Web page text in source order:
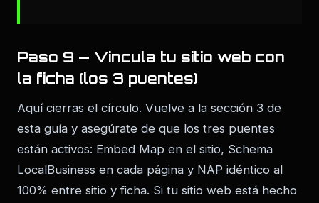
Paso 9 — Vincula tu sitio web con
la ficha (los 3 puentes)
Aquí cierras el círculo. Vuelve a la sección 3 de
esta guía y asegúrate de que los tres puentes
están activos: Embed Map en el sitio, Schema
LocalBusiness en cada página y NAP idéntico al
100% entre sitio y ficha. Si tu sitio web está hecho